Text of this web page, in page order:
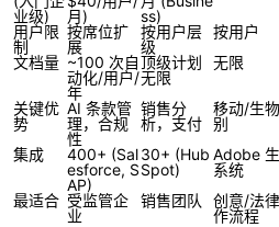
业级)
月)
ss)
用户限
制
按席位扩
展
按用户层
级
按用户
文档量 ~100 次自
动化/用户/
年
顶级计划
无限
无限
关键优
势
AI 条款管
理，合规
性
销售分
析，支付
移动/生
别
集成
400+ (Sal
esforce, S
AP)
30+ (Hub
Spot)
Adobe
系统
最适合 受监管企
业
销售团队
创意/法
作流程